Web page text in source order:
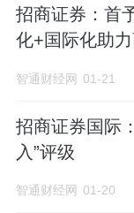
招商证券：首
化+国际化助
智通财经网 01-21
招商证券国际
入”评级
智通财经网 01-20